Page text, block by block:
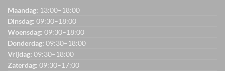
Maandag: 13:00–18:00
Dinsdag: 09:30–18:00
Woensdag: 09:30–18:00
Donderdag: 09:30–18:00
Vrijdag: 09:30–18:00
Zaterdag: 09:30–17:00